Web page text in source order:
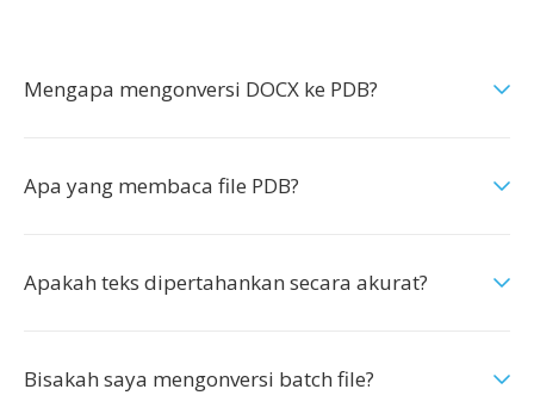
Mengapa mengonversi DOCX ke PDB?
Apa yang membaca file PDB?
Apakah teks dipertahankan secara akurat?
Bisakah saya mengonversi batch file?